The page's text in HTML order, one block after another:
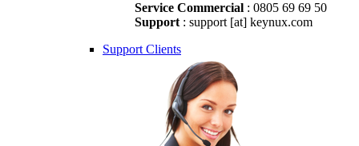
Service Commercial : 0805 69 69 50
Support : support [at] keynux.com
Support Clients